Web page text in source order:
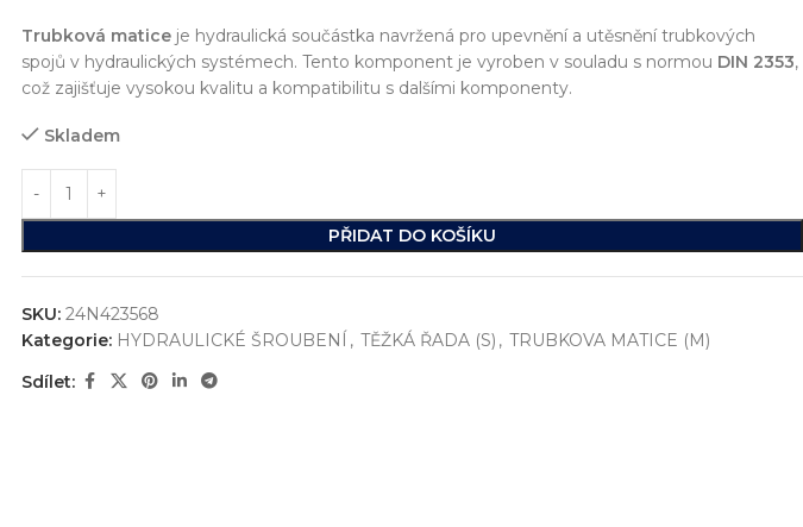
Trubková matice je hydraulická součástka navržená pro upevnění a utěsnění trubkových
spojů v hydraulických systémech. Tento komponent je vyroben v souladu s normou DIN 2353,
což zajišťuje vysokou kvalitu a kompatibilitu s dalšími komponenty.
Skladem
PŘIDAT DO KOŠÍKU
SKU: 24N423568
Kategorie: HYDRAULICKÉ ŠROUBENÍ , TĚŽKÁ ŘADA (S) , TRUBKOVA MATICE (M)
Sdílet: